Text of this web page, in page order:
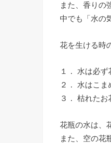
また、香りの
中でも「水の
花を生ける時
１． 水は必ず
２． 水はこ
３． 枯れたお
花瓶の水は、
また、空の花